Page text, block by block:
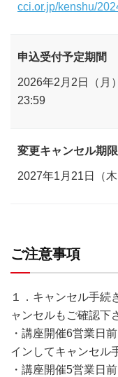
cci.or.jp/kenshu/
申込受付予定期間
2026年2月2日（月
23:59
変更キャンセル期限
2027年1月21日（木
ご注意事項
１．キャンセル手続
ャンセルもご確認下
・講座開催6営業日
インしてキャンセル
・講座開催5営業日